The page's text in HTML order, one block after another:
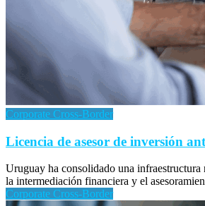
Corporate Cross-Border
Licencia de asesor de inversión
Uruguay ha consolidado una infraestructura
la intermediación financiera y el
Corporate Cross-Border